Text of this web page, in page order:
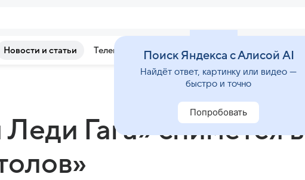
Новости и статьи Телепрограмма Звезды
Гага» снимется в
Поиск Яндекса с Алисой AI
Найдёт ответ, картинку или видео —
быстро и точно
Попробовать